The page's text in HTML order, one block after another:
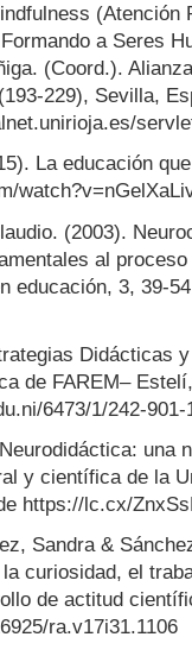
(Atención
a Seres
(Coord.).
229), Sevilla,
La educación
(2003).
al
educación, 3, 39-
Didácticas
de FAREM–
6473/1/242-901-
una
y científica de la
https://lc.cx/
Sandra &
curiosidad, el
de actitud
ra.v17i31.1106